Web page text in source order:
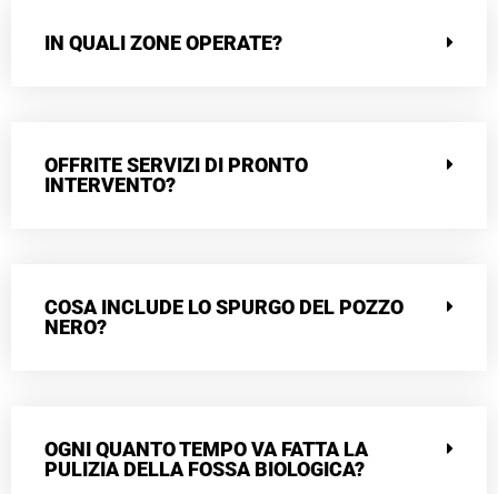
IN QUALI ZONE OPERATE?
OFFRITE SERVIZI DI PRONTO
INTERVENTO?
COSA INCLUDE LO SPURGO DEL POZZO
NERO?
OGNI QUANTO TEMPO VA FATTA LA
PULIZIA DELLA FOSSA BIOLOGICA?